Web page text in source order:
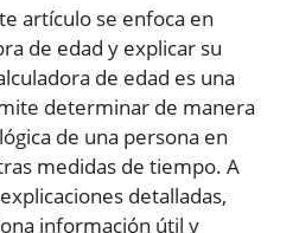
artículo se enfoca en
de edad y explicar su
de edad es una
determinar de manera
de una persona en
medidas de tiempo. A
detalladas,
información útil y